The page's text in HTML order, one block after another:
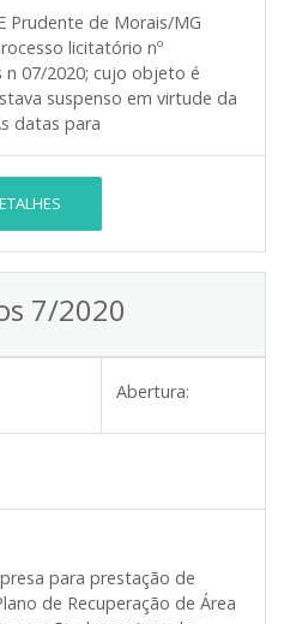
Prudente de Morais/MG
licitatório nº
07/2020; cujo objeto é
suspenso em virtude da
datas para
7/2020
Abertura:
para prestação de
de Recuperação de Área